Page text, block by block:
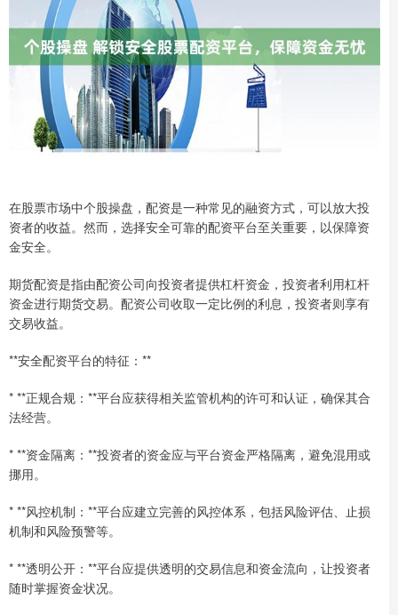
在股票市场中个股操盘，配资是一种常见的融资方式，可以放大投
资者的收益。然而，选择安全可靠的配资平台至关重要，以保障资
金安全。
期货配资是指由配资公司向投资者提供杠杆资金，投资者利用杠杆
资金进行期货交易。配资公司收取一定比例的利息，投资者则享有
交易收益。
**安全配资平台的特征：**
* **正规合规：**平台应获得相关监管机构的许可和认证，确保其合
法经营。
* **资金隔离：**投资者的资金应与平台资金严格隔离，避免混用或
挪用。
* **风控机制：**平台应建立完善的风控体系，包括风险评估、止损
机制和风险预警等。
* **透明公开：**平台应提供透明的交易信息和资金流向，让投资者
随时掌握资金状况。